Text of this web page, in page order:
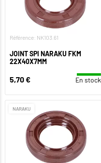
Référence: NK103.61
JOINT SPI NARAKU FKM
22X40X7MM
5,70 € En stock
NARAKU